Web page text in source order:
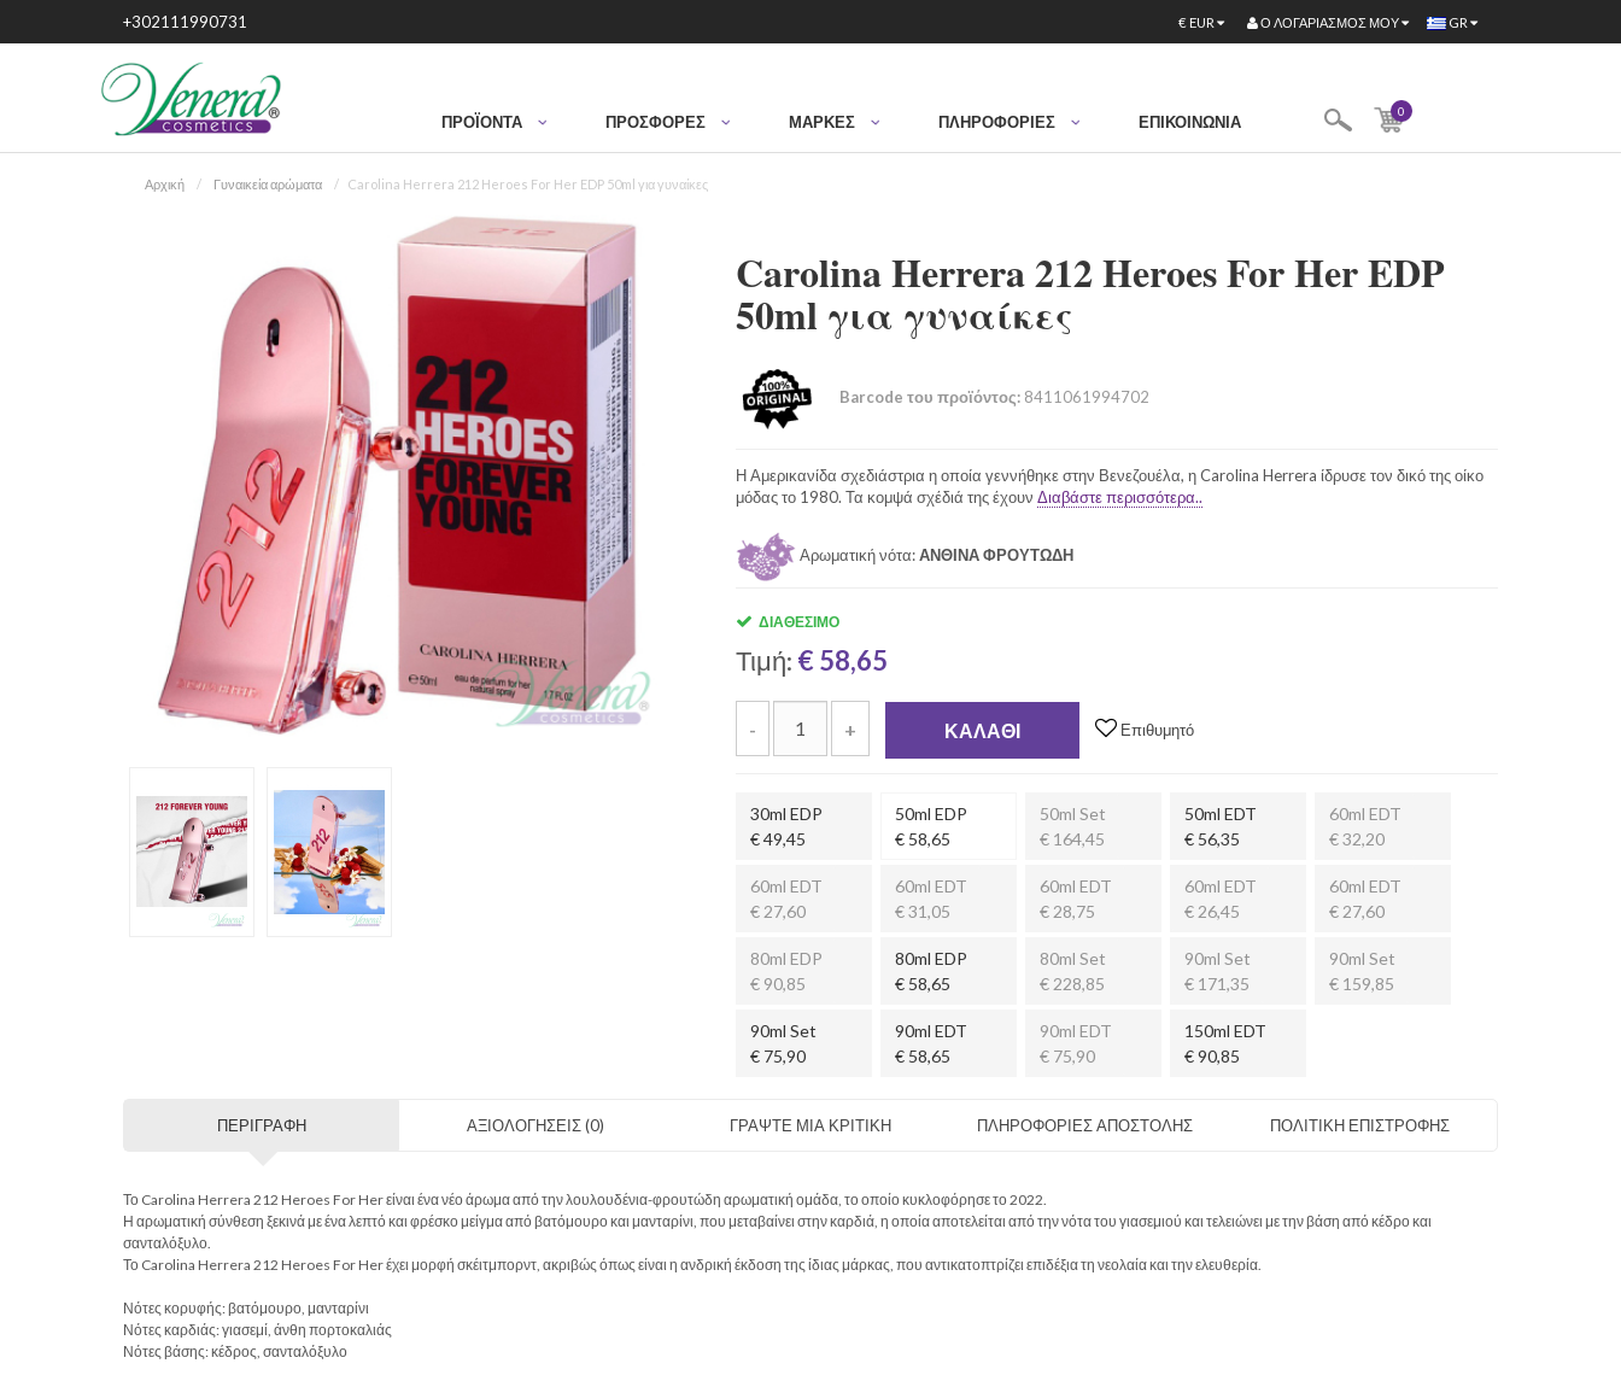
+302111990731 GR
€ EUR Ο ΛΟΓΑΡΙΑΣΜΌΣ ΜΟΥ
ΠΡΟΪΌΝΤΑ ΠΡΟΣΦΟΡΈΣ ΜΆΡΚΕΣ ΠΛΗΡΟΦΟΡΙΕΣ ΕΠΙΚΟΙΝΩΝΊΑ
0
Αρχική Γυναικεία αρώματα Carolina Herrera 212 Heroes For Her EDP 50ml για γυναίκες
Carolina Herrera 212 Heroes For Her EDP
50ml για γυναίκες
Barcode του προϊόντος:8411061994702
Η Αμερικανίδα σχεδιάστρια η οποία γεννήθηκε στην Βενεζουέλα, η Carolina Herrera ίδρυσε τον δικό της οίκο
μόδας το 1980. Τα κομψά σχέδιά της έχουν Διαβάστε περισσότερα..
Αρωματική νότα:ΑΝΘΙΝΑ ΦΡΟΥΤΩΔΗ
ΔΙΑΘΈΣΙΜΟ
Τιμή: € 58,65
- + ΚΑΛΆΘΙ Επιθυμητό
30ml EDP
€ 49,45
50ml EDP
€ 58,65
50ml Set
€ 164,45
50ml EDT
€ 56,35
60ml EDT
€ 32,20
60ml EDT
€ 27,60
60ml EDT
€ 31,05
60ml EDT
€ 28,75
60ml EDT
€ 26,45
60ml EDT
€ 27,60
80ml EDP
€ 90,85
80ml EDP
€ 58,65
80ml Set
€ 228,85
90ml Set
€ 171,35
90ml Set
€ 159,85
90ml Set
€ 75,90
90ml EDT
€ 58,65
90ml EDT
€ 75,90
150ml EDT
€ 90,85
ΠΕΡΙΓΡΑΦΉ ΑΞΙΟΛΟΓΉΣΕΙΣ (0) ΓΡΑΨΤΕ ΜΙΑ ΚΡΙΤΙΚΗ ΠΛΗΡΟΦΟΡΙΕΣ ΑΠΟΣΤΟΛΗΣ ΠΟΛΙΤΙΚΗ ΕΠΙΣΤΡΟΦΗΣ
Το Carolina Herrera 212 Heroes For Her είναι ένα νέο άρωμα από την λουλουδένια-φρουτώδη αρωματική ομάδα, το οποίο κυκλοφόρησε το 2022.
Η αρωματική σύνθεση ξεκινά με ένα λεπτό και φρέσκο μείγμα από βατόμουρο και μανταρίνι, που μεταβαίνει στην καρδιά, η οποία αποτελείται από την νότα του γιασεμιού και τελειώνει με την βάση από κέδρο και
σανταλόξυλο.
Το Carolina Herrera 212 Heroes For Her έχει μορφή σκέιτμπορντ, ακριβώς όπως είναι η ανδρική έκδοση της ίδιας μάρκας, που αντικατοπτρίζει επιδέξια τη νεολαία και την ελευθερία.
Νότες κορυφής: βατόμουρο, μανταρίνι
Νότες καρδιάς: γιασεμί, άνθη πορτοκαλιάς
Νότες βάσης: κέδρος, σανταλόξυλο